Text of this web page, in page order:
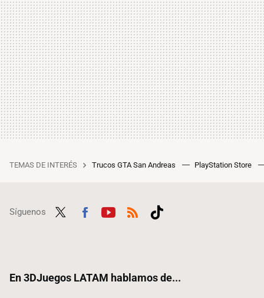
TEMAS DE INTERÉS Trucos GTA San Andreas PlayStation Store
Síguenos
En 3DJuegos LATAM hablamos de...